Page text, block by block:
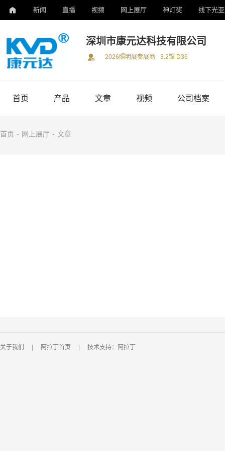
新闻 直播 视频 网上展厅 神灯奖 线下光
深圳市康元达科技有限公司
2026照明展参展商 3.2馆 D36
首页 产品 文章 视频 公司档案
首页 - 网上展厅 - 文章
关于我们 阿拉丁首页 技术支持：阿拉丁